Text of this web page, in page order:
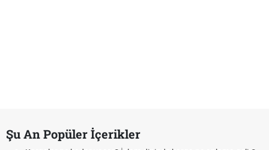
Şu An Popüler İçerikler